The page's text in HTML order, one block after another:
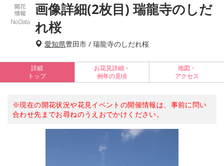
画像詳細(2枚目) 瑞龍寺のしだ
れ桜
愛知県豊田市 / 瑞龍寺のしだれ桜
詳細
トップ
お花見詳細・
例年の見頃
地図・
アクセス
※現在の開花状況や花見イベントの開催情報は、事前に問い
合わせ先までお尋ねのうえおでかけください。